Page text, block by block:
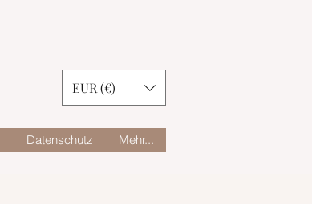
EUR (€)
Datenschutz Mehr...